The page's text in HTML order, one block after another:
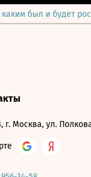
был и будет
г. Москва, ул.